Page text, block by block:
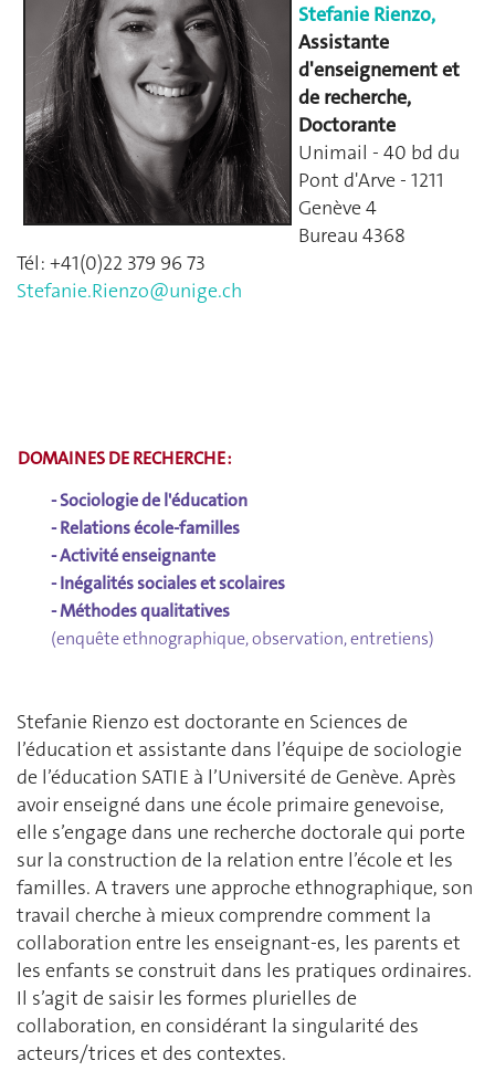
Stefanie Rienzo,
Assistante
d'enseignement et
de recherche,
Doctorante
Unimail - 40 bd du
Pont d'Arve - 1211
Genève 4
Bureau 4368
Tél: +41(0)22 379 96 73
Stefanie.Rienzo@unige.ch
DOMAINES DE RECHERCHE :
- Sociologie de l'éducation
- Relations école-familles
- Activité enseignante
- Inégalités sociales et scolaires
- Méthodes qualitatives
(enquête ethnographique, observation, entretiens)
Stefanie Rienzo est doctorante en Sciences de
l’éducation et assistante dans l’équipe de sociologie
de l’éducation SATIE à l’Université de Genève. Après
avoir enseigné dans une école primaire genevoise,
elle s’engage dans une recherche doctorale qui porte
sur la construction de la relation entre l’école et les
familles. A travers une approche ethnographique, son
travail cherche à mieux comprendre comment la
collaboration entre les enseignant-es, les parents et
les enfants se construit dans les pratiques ordinaires.
Il s’agit de saisir les formes plurielles de
collaboration, en considérant la singularité des
acteurs/trices et des contextes.